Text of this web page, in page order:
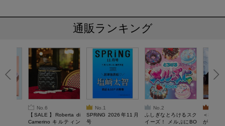
通販ランキング
No.6
【SALE】Roberta di
Camerino キルティン
No.1
SPRiNG 2026年11月
号
No.2
ふしぎなとろけるスク
イーズ！ メルぷにBO
＜SALE
がある